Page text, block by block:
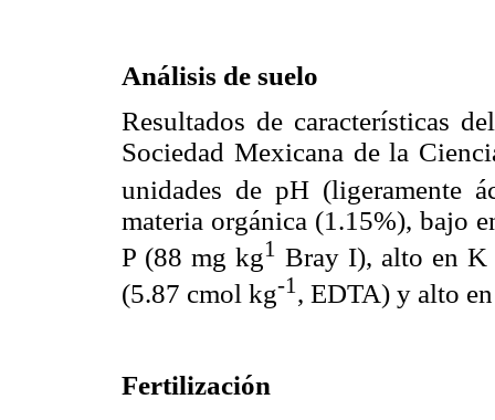
Análisis de suelo
Resultados de características
Sociedad Mexicana de la
unidades de pH (ligeramente
materia orgánica (1.15%), bajo
P (88 mg kg1 Bray I), alto en
(5.87 cmol kg-1 , EDTA) y alto
Fertilización